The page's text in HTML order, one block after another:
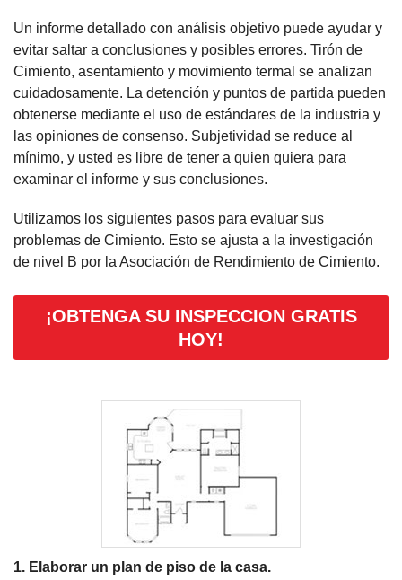
Un informe detallado con análisis objetivo puede ayudar y
evitar saltar a conclusiones y posibles errores. Tirón de
Cimiento, asentamiento y movimiento termal se analizan
cuidadosamente. La detención y puntos de partida pueden
obtenerse mediante el uso de estándares de la industria y
las opiniones de consenso. Subjetividad se reduce al
mínimo, y usted es libre de tener a quien quiera para
examinar el informe y sus conclusiones.
Utilizamos los siguientes pasos para evaluar sus
problemas de Cimiento. Esto se ajusta a la investigación
de nivel B por la Asociación de Rendimiento de Cimiento.
¡OBTENGA SU INSPECCION GRATIS
HOY!
1. Elaborar un plan de piso de la casa.